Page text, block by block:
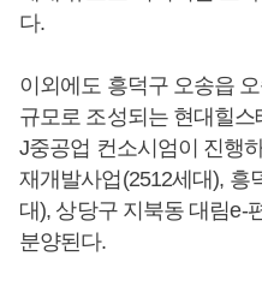
다.
이외에도 흥덕구 오송읍
규모로 조성되는 현대힐스
J중공업 컨소시엄이 진행
재개발사업(2512세대), 흥
대), 상당구 지북동 대림e-
분양된다.